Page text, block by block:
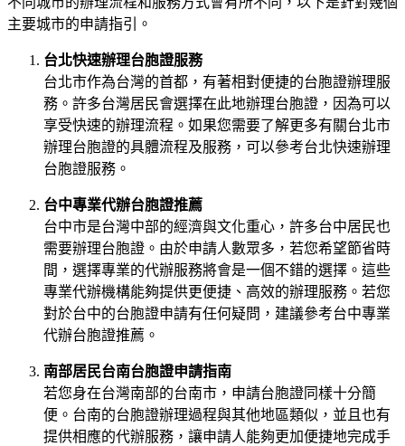
主要城市的申請指引。
台北快速辦理台胞證服務
台北市作為台灣的首都，有著相對便捷的台胞證辦理服
務。許多台灣居民會選擇在此地辦理台胞證，因為可以
享受快速的辦理流程。如果您需要了解更多有關台北市
辦理台胞證的具體流程及服務，可以參考台北快速辦理
台胞證服務 。
台中專業代辦台胞證推薦
台中市是台灣中部的經濟與文化重心，許多台中居民也
需要辦理台胞證。由於申請人數眾多，若您希望節省時
間，選擇專業的代辦服務將會是一個不錯的選擇。這些
專業代辦機構能夠提供更便捷、高效的辦理服務。若您
對於台中的台胞證申請有任何疑問，建議參考台中專業
代辦台胞證推薦 。
南部居民台南台胞證申請指南
若您身在台灣南部的台南市，申請台胞證同樣十分簡
便。台南的台胞證辦理過程與其他地區類似，並且也有
提供相應的代辦服務，讓申請人能夠更加便捷地完成手